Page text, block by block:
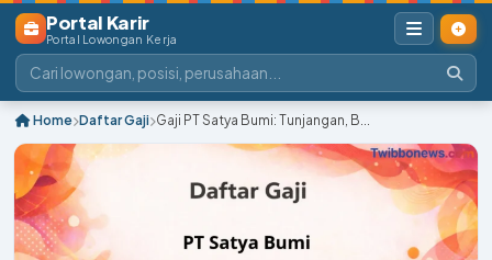
Portal Karir
Portal Lowongan Kerja
Home Daftar Gaji Gaji PT Satya Bumi: Tunjangan, B...